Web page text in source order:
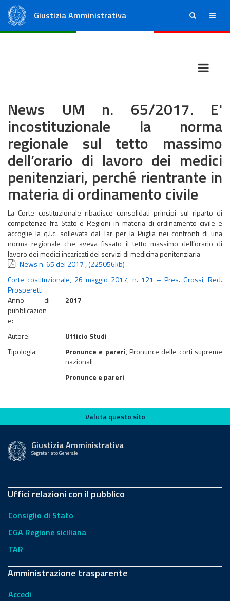
Giustizia Amministrativa ricerca menu
News UM n. 65/2017. E'
incostituzionale la norma
regionale sul tetto massimo
dell’orario di lavoro dei medici
penitenziari, perché rientrante in
materia di ordinamento civile
La Corte costituzionale ribadisce consolidati principi sul riparto di
competenze fra Stato e Regioni in materia di ordinamento civile e
accoglie la q.l.c. sollevata dal Tar per la Puglia nei confronti di una
norma regionale che aveva fissato il tetto massimo dell’orario di
lavoro dei medici incaricati dei servizi di medicina penitenziaria
News n. 65 del 2017 ,(225056kb)
Corte costituzionale, 26 maggio 2017, n. 121 – Pres. Grossi, Red.
Prosperetti
Anno di
pubblicazion
e:
2017
Autore:
Ufficio Studi
Tipologia:
Pronunce e pareri, Pronunce delle corti supreme
nazionali
Pronunce e pareri
Valuta questo sito
Valuta questo sito
Giustizia Amministrativa
Segretariato Generale
Uffici relazioni con il pubblico
Consiglio di Stato
CGA Regione siciliana
TAR
Amministrazione trasparente
Accedi